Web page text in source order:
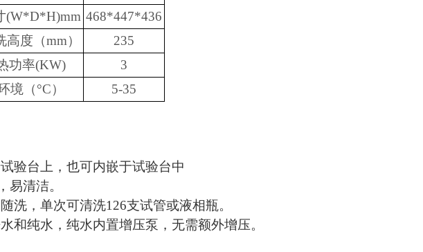
(W*D*H)mm 468*447*436
度（mm）
235
功率(KW)
3
境（°C） 5-35
验台上，也可内嵌于试验台中
易清洁。
洗，单次可清洗126支试管或液相瓶。
和纯水，纯水内置增压泵，无需额外增压。